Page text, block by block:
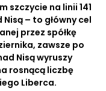
szczycie na linii 141
– to główny cel
przez spółkę
zawsze po
Nisą wyruszy
rosnącą liczbę
Liberca.